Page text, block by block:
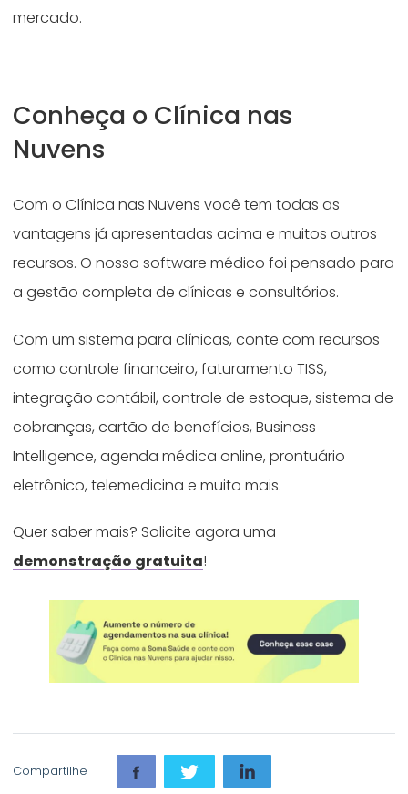
mercado.
Conheça o Clínica nas
Nuvens
Com o Clínica nas Nuvens você tem todas as
vantagens já apresentadas acima e muitos outros
recursos. O nosso software médico foi pensado para
a gestão completa de clínicas e consultórios.
Com um sistema para clínicas, conte com recursos
como controle financeiro, faturamento TISS,
integração contábil, controle de estoque, sistema de
cobranças, cartão de benefícios, Business
Intelligence, agenda médica online, prontuário
eletrônico, telemedicina e muito mais.
Quer saber mais? Solicite agora uma
demonstração gratuita!
Compartilhe